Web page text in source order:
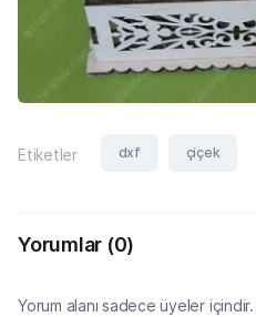
Etiketler dxf çiçek
Yorumlar (0)
Yorum alanı sadece üyeler içindir.